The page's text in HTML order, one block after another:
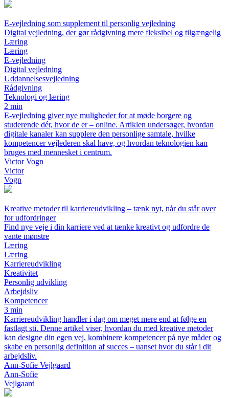
E-vejledning som supplement til personlig vejledning
Digital vejledning, der gør rådgivning mere fleksibel og tilgængelig
Læring
Læring
E-vejledning
Digital vejledning
Uddannelsesvejledning
Rådgivning
Teknologi og læring
2 min
E-vejledning giver nye muligheder for at møde borgere og
studerende dér, hvor de er – online. Artiklen undersøger, hvordan
digitale kanaler kan supplere den personlige samtale, hvilke
kompetencer vejlederen skal have, og hvordan teknologien kan
bruges med mennesket i centrum.
Victor Vogn
Victor
Vogn
Kreative metoder til karriereudvikling – tænk nyt, når du står over
for udfordringer
Find nye veje i din karriere ved at tænke kreativt og udfordre de
vante mønstre
Læring
Læring
Karriereudvikling
Kreativitet
Personlig udvikling
Arbejdsliv
Kompetencer
3 min
Karriereudvikling handler i dag om meget mere end at følge en
fastlagt sti. Denne artikel viser, hvordan du med kreative metoder
kan designe din egen vej, kombinere kompetencer på nye måder og
skabe en personlig definition af succes – uanset hvor du står i dit
arbejdsliv.
Ann-Sofie Vejlgaard
Ann-Sofie
Vejlgaard